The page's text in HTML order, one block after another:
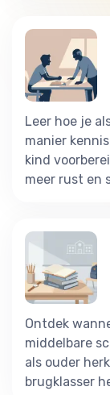
Leer hoe je
manier
kind
meer rust en
Ontdek
middelbare
als ouder
brugklasser